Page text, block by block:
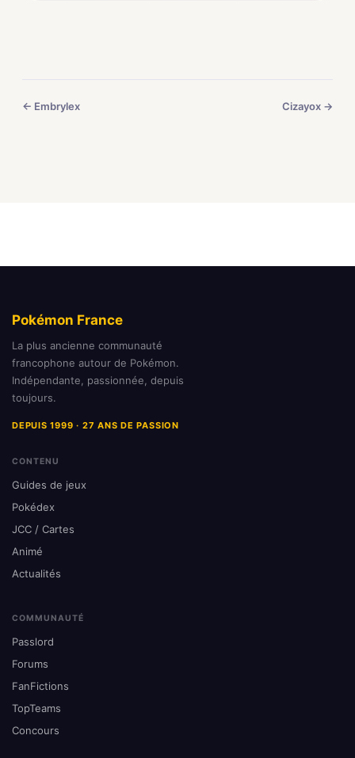
← Embrylex Cizayox →
Pokémon France
La plus ancienne communauté
francophone autour de Pokémon.
Indépendante, passionnée, depuis
toujours.
DEPUIS 1999 · 27 ANS DE PASSION
CONTENU
Guides de jeux
Pokédex
JCC / Cartes
Animé
Actualités
COMMUNAUTÉ
Passlord
Forums
FanFictions
TopTeams
Concours